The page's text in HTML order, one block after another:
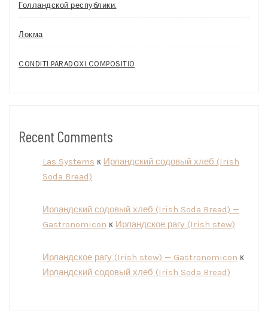
Голландской республики.
Локма
CONDITI PARADOXI COMPOSITIO
Recent Comments
Las Systems к Ирландский содовый хлеб (Irish
Soda Bread)
Ирландский содовый хлеб (Irish Soda Bread) —
Gastronomicon к Ирландское рагу (Irish stew)
Ирландское рагу (Irish stew) — Gastronomicon к
Ирландский содовый хлеб (Irish Soda Bread)